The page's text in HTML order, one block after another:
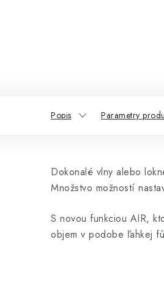
Popis Parametry
Dokonalé vlny alebo
Množstvo možností
S novou funkciou AIR,
objem v podobe ľahkej